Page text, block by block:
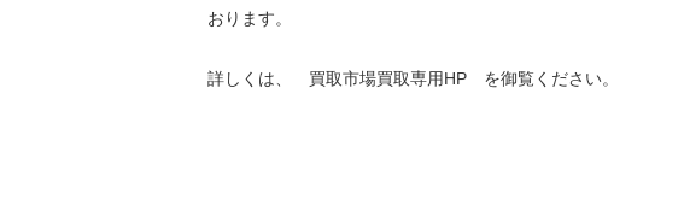
おります。
詳しくは、 買取市場買取専用HP を御覧ください。